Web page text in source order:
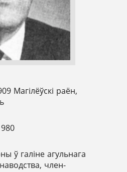
Магілёўскі раён,
ў галіне агульнага
член-